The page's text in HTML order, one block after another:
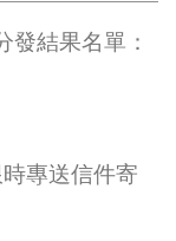
發結果名單：
專送信件寄